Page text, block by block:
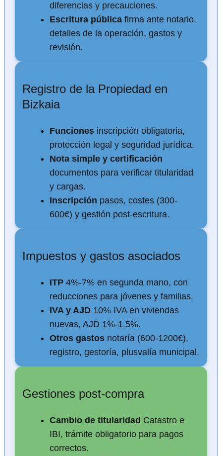
diferencias y precauciones.
Escritura pública firma ante notario,
detalles de la operación, gastos y
revisión.
Registro de la Propiedad en
Bizkaia
Funciones inscripción obligatoria,
protección legal y seguridad jurídica.
Nota simple y certificación
documentos para verificar titularidad
y cargas.
Inscripción pasos, costes (300-
600€) y gestión post-escritura.
Impuestos y gastos asociados
ITP 4%-7% en segunda mano, con
reducciones para jóvenes y familias.
IVA y AJD 10% IVA en viviendas
nuevas, AJD 1%-1.5%.
Otros gastos notaría (600-1200€),
registro, gestoría, plusvalía municipal.
Gestiones post-compra
Cambio de titularidad Catastro e
IBI, trámite obligatorio para pagos
correctos.